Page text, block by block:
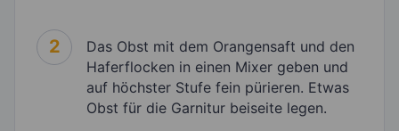
2
Das Obst mit dem Orangensaft und den
Haferflocken in einen Mixer geben und
auf höchster Stufe fein pürieren. Etwas
Obst für die Garnitur beiseite legen.